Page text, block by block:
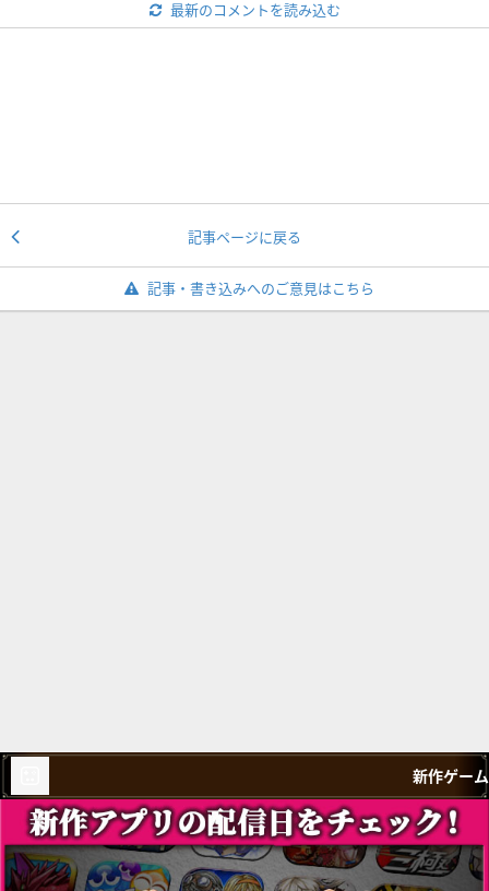
最新のコメントを読み込む
記事ページに戻る
記事・書き込みへのご意見はこちら
新作ゲーム